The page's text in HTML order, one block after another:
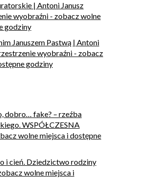
| Antoni Janusz
wyobraźni - zobacz wolne
godziny
Januszem Pastwą | Antoni
wyobraźni - zobacz
godziny
dobro… fake? – rzeźba
WSPÓŁCZESNA
wolne miejsca i dostępne
i cień. Dziedzictwo rodziny
wolne miejsca i